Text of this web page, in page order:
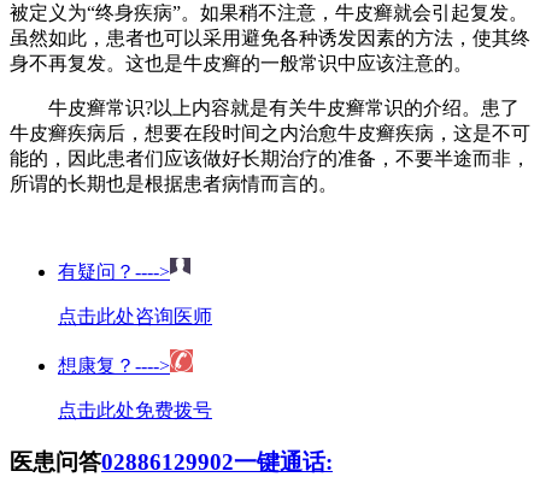
被定义为“终身疾病”。如果稍不注意，牛皮癣就会引起复发。
虽然如此，患者也可以采用避免各种诱发因素的方法，使其终
身不再复发。这也是牛皮癣的一般常识中应该注意的。
牛皮癣常识?以上内容就是有关牛皮癣常识的介绍。患了
牛皮癣疾病后，想要在段时间之内治愈牛皮癣疾病，这是不可
能的，因此患者们应该做好长期治疗的准备，不要半途而非，
所谓的长期也是根据患者病情而言的。
有疑问？---->
点击此处咨询医师
想康复？---->
点击此处免费拨号
医患问答02886129902一键通话: